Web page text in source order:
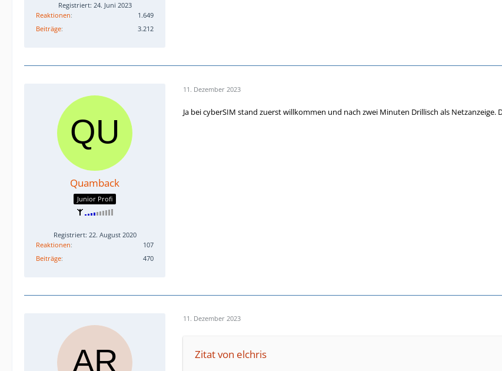
Registriert: 24. Juni 2023
Reaktionen
1.649
Beiträge
3.212
Quamback
Junior Profi
Registriert: 22. August 2020
Reaktionen
107
Beiträge
470
11. Dezember 2023
Ja bei cyberSIM stand zuerst willkommen und nach zwei Minuten Drillisch als Netzanzeige.
11. Dezember 2023
Zitat von elchris